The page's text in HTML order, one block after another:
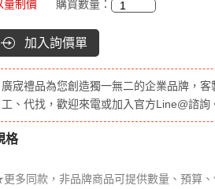
量制價 購買數量：
加入詢價單
廣宬禮品為您創造獨一無二的企業品牌，客
工、代找，歡迎來電或加入官方Line@諮詢
格
多同款，非品牌商品可提供數量、預算、